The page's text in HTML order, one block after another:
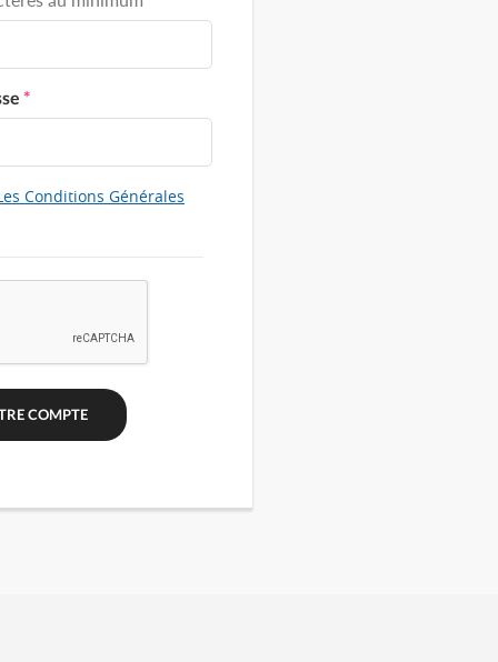
*
Conditions Générales